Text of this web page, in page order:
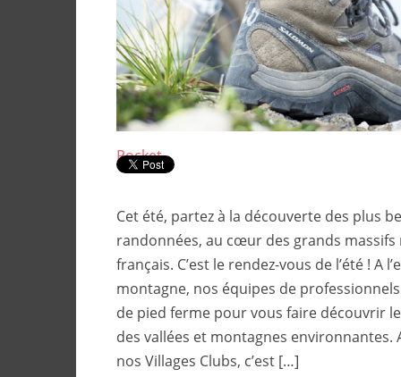
Pocket
Cet été, partez à la découverte des plus
randonnées, au cœur des grands
français. C’est le rendez-vous de l’été ! A
montagne, nos équipes de
de pied ferme pour vous faire découvrir
des vallées et montagnes environnantes.
nos Villages Clubs, c’est […]